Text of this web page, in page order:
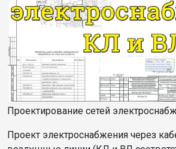
Проектирование сетей
Проект электроснабжения через